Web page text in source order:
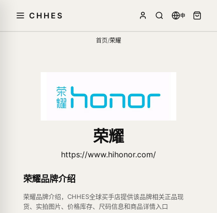
CHHES 中
首页/荣耀
荣耀
https://www.hihonor.com/
荣耀品牌介绍
荣耀品牌介绍，CHHES全球买手店提供该品牌相关正品现
货、实拍图片、价格库存、尺码信息和商品详情入口